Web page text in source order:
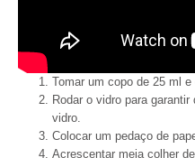
Tomar um copo de 25 ml
Rodar o vidro para
vidro.
Colocar um pedaço de
Acrescentar meia colher